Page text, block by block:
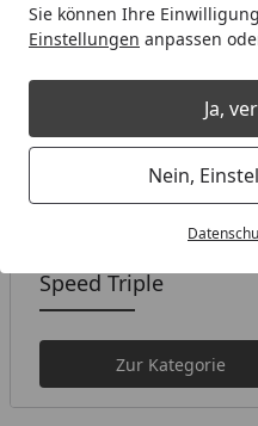
Sie können Ihre
Einstellungen anpassen
Ja,
Nein,
Wählen Sie Ihre
Speed Triple
Zur Kategorie